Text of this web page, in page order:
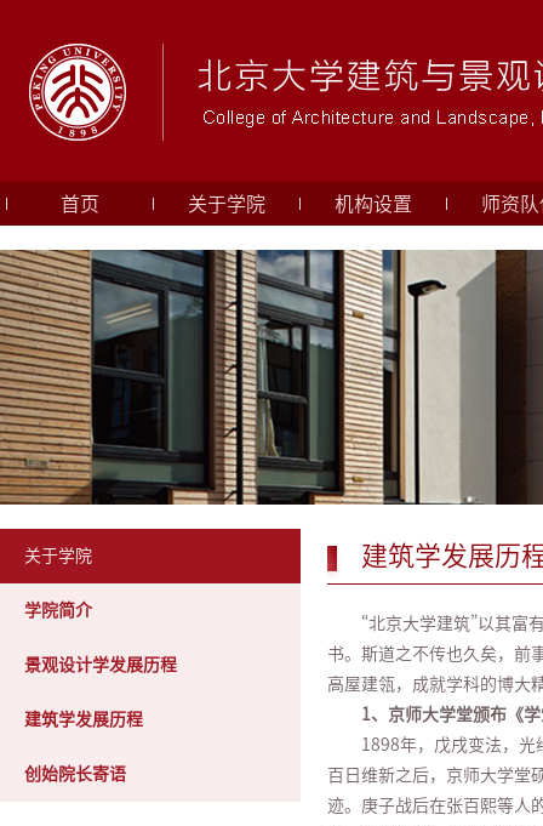
首页 关于学院 机构设置 师资队
关于学院
学院简介
景观设计学发展历程
建筑学发展历程
创始院长寄语
建筑学发展历
“北京大学建筑”以其富
书。斯道之不传也久矣，前
高屋建瓴，成就学科的博大
1、京师大学堂颁布《
1898年，戊戌变法，
百日维新之后，京师大学堂
迹。庚子战后在张百熙等人